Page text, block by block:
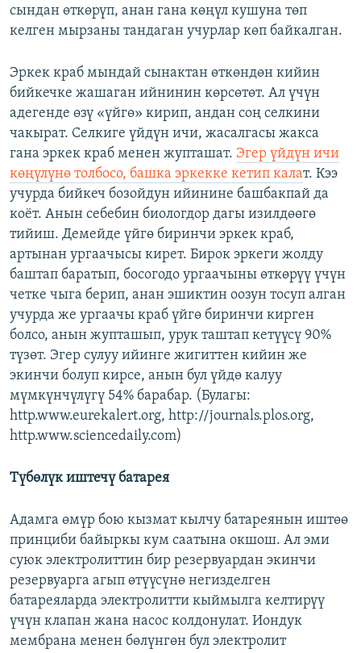
сындан өткөрүп, анан гана көңүл кушуна төп
келген мырзаны тандаган учурлар көп байкалган.
Эркек краб мындай сынактан өткөндөн кийин
бийкечке жашаган ийнинин көрсөтөт. Ал үчүн
адегенде өзү «үйгө» кирип, андан соң селкини
чакырат. Селкиге үйдүн ичи, жасалгасы жакса
гана эркек краб менен жупташат. Эгер үйдүн ичи
көңүлүнө толбосо, башка эркекке кетип калат. Кээ
учурда бийкеч бозойдун ийинине башбакпай да
коёт. Анын себебин биологдор дагы изилдөөгө
тийиш. Демейде үйгө биринчи эркек краб,
артынан ургаачысы кирет. Бирок эркеги жолду
баштап баратып, босогодо ургаачыны өткөрүү үчүн
четке чыга берип, анан эшиктин оозун тосуп алган
учурда же ургаачы краб үйгө биринчи кирген
болсо, анын жупташып, урук таштап кетүүсү 90%
түзөт. Эгер сулуу ийинге жигиттен кийин же
экинчи болуп кирсе, анын бул үйдө калуу
мүмкүнчүлүгү 54% барабар. (Булагы:
http.www.eurekalert.org, http://journals.plos.org,
http.www.sciencedaily.com)
Түбөлүк иштечү батарея
Адамга өмүр бою кызмат кылчу батареянын иштөө
принциби байыркы кум саатына окшош. Ал эми
суюк электролиттин бир резервуардан экинчи
резервуарга агып өтүүсүнө негизделген
батареяларда электролитти кыймылга келтирүү
үчүн клапан жана насос колдонулат. Иондук
мембрана менен бөлүнгөн бул электролит